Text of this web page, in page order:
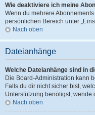
Wie deaktiviere ich meine
Wenn du mehrere
persönlichen Bereich unter
Nach oben
Dateianhänge
Welche Dateianhänge sind in
Die Board-Administration kann
Falls du dir nicht sicher bist,
Unterstützung benötigst,
Nach oben